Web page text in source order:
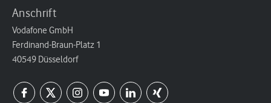
Anschrift
Vodafone GmbH
Ferdinand-Braun-Platz 1
40549 Düsseldorf